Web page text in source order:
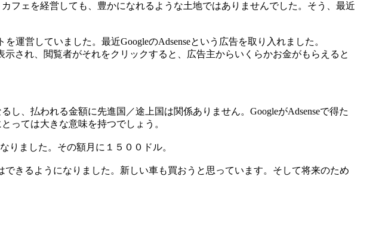
フェを経営しても、豊かになれるような土地ではありませんでした。そう、最近
運営していました。最近GoogleのAdsenseという広告を取り入れました。
され、閲覧者がそれをクリックすると、広告主からいくらかお金がもらえると
、払われる金額に先進国／途上国は関係ありません。GoogleがAdsenseで得た
っては大きな意味を持つでしょう。
りました。その額月に１５００ドル。
できるようになりました。新しい車も買おうと思っています。そして将来のため